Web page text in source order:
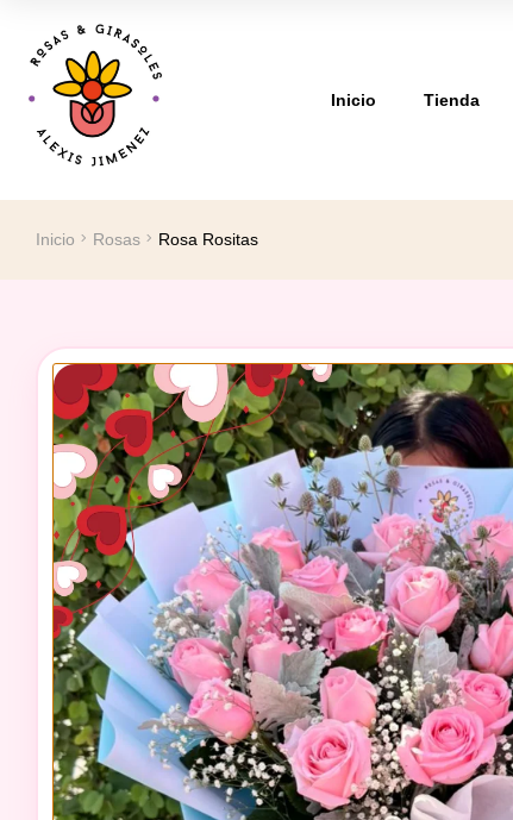
Inicio Tienda
Inicio Rosas Rosa Rositas